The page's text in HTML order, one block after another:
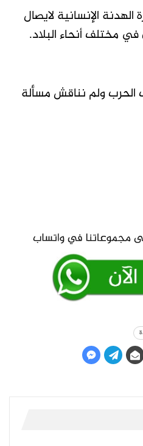
الهدنة الإنسانية لايصال
مختلف أنحاء البلاد.
الحرب ولم نناقش مسألة